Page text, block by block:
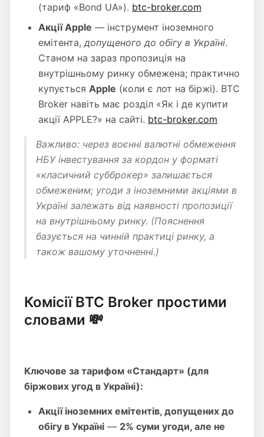
(тариф «Bond UA»). btc-broker.com
Акції Apple — інструмент іноземного
емітента,допущеного до обігу в Україні.
Станом на зараз пропозиція на
внутрішньому ринку обмежена; практично
купується Apple (коли є лот на біржі). BTC
Broker навіть має розділ «Як і де купити
акції APPLE?» на сайті. btc-broker.com
Важливо: через воєнні валютні обмеження
НБУ інвестування за кордон у форматі
«класичний субброкер» залишається
обмеженим; угоди з іноземними акціями в
Україні залежать від наявності пропозиції
на внутрішньому ринку. (Пояснення
базується на чинній практиці ринку, а
також вашому уточненні.)
Комісії BTC Broker простими
словами 💸
Ключове за тарифом «Стандарт» (для
біржових угод в Україні):
Акції іноземних емітентів, допущених до
обігу в Україні — 2% суми угоди, але не